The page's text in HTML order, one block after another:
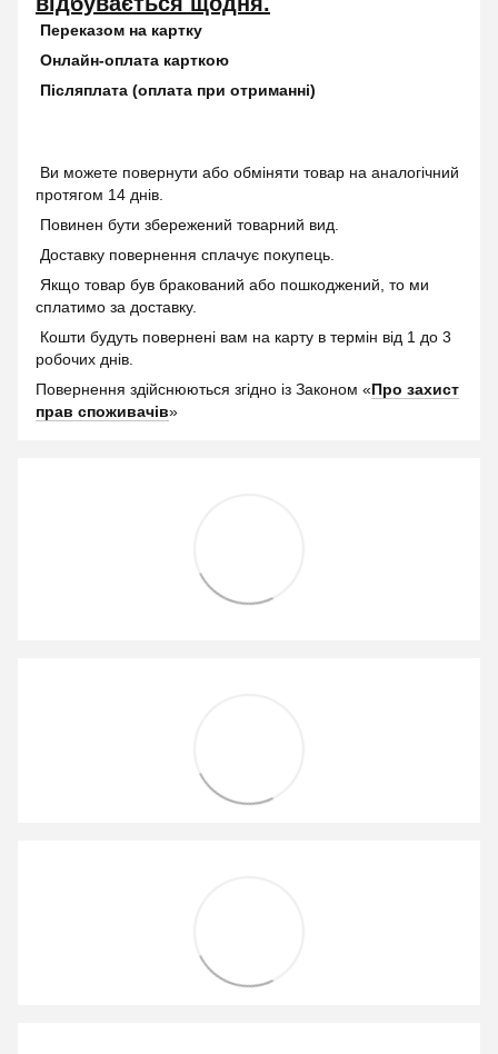
Переказом на картку
Онлайн-оплата карткою
Післяплата (оплата при отриманні)
Ви можете повернути або обміняти товар на аналогічний
протягом 14 днів.
Повинен бути збережений товарний вид.
Доставку повернення сплачує покупець.
Якщо товар був бракований або пошкоджений, то ми
сплатимо за доставку.
Кошти будуть повернені вам на карту в термін від 1 до 3
робочих днів.
Повернення здійснюються згідно із Законом «Про захист
прав споживачів»